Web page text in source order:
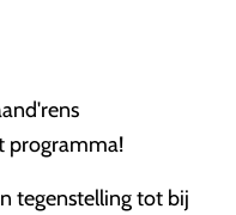
programma!
tegenstelling tot bij